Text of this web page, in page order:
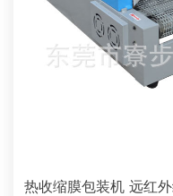
热收缩膜包装机 远红